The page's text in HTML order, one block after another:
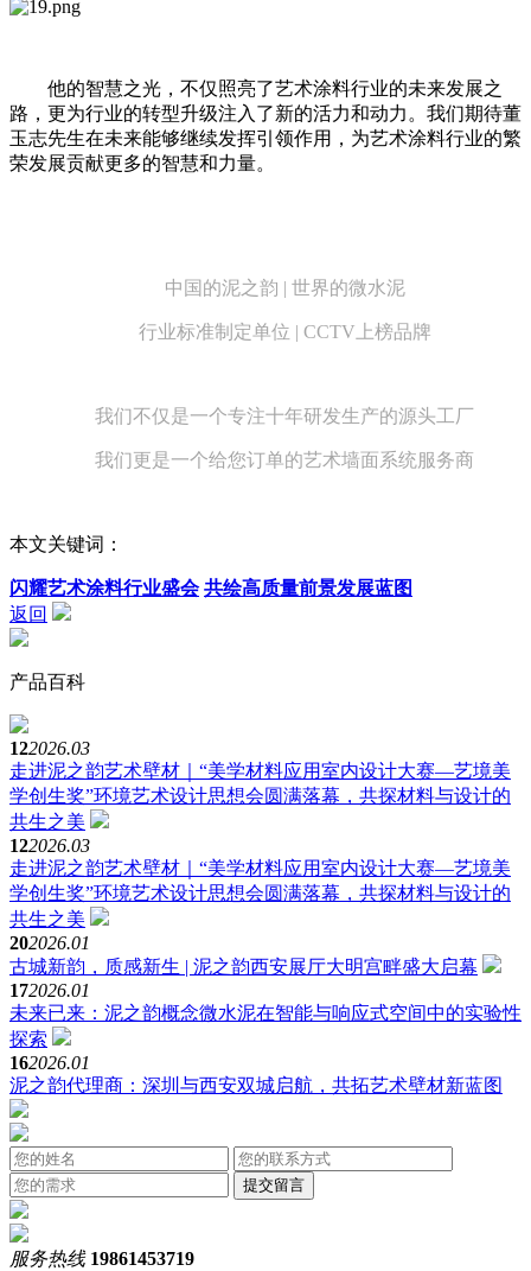
他的智慧之光，不仅照亮了艺术涂料行业的未来发展之
路，更为行业的转型升级注入了新的活力和动力。我们期待董
玉志先生在未来能够继续发挥引领作用，为艺术涂料行业的繁
荣发展贡献更多的智慧和力量。
中国的泥之韵 | 世界的微水泥
行业标准制定单位 | CCTV上榜品牌
我们不仅是一个专注十年研发生产的源头工厂
我们更是一个给您订单的艺术墙面系统服务商
本文关键词：
闪耀艺术涂料行业盛会 共绘高质量前景发展蓝图
返回
产品百科
122026.03
走进泥之韵艺术壁材｜“美学材料应用室内设计大赛—艺境美
学创生奖”环境艺术设计思想会圆满落幕，共探材料与设计的
共生之美
122026.03
走进泥之韵艺术壁材｜“美学材料应用室内设计大赛—艺境美
学创生奖”环境艺术设计思想会圆满落幕，共探材料与设计的
共生之美
202026.01
古城新韵，质感新生 | 泥之韵西安展厅大明宫畔盛大启幕
172026.01
未来已来：泥之韵概念微水泥在智能与响应式空间中的实验性
探索
162026.01
泥之韵代理商：深圳与西安双城启航，共拓艺术壁材新蓝图
服务热线 19861453719